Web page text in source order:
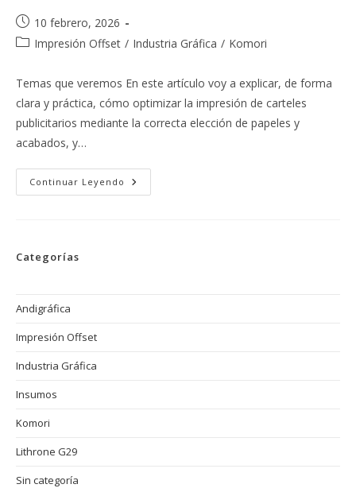
Publicación
de
10 febrero, 2026
Categoría
la
Impresión Offset / Industria Gráfica / Komori
Temas que veremos En este artículo voy a explicar, de forma
clara y práctica, cómo optimizar la impresión de carteles
publicitarios mediante la correcta elección de papeles y
acabados, y…
Continuar Leyendo Tipos
De
Categorías
Andigráfica
Impresión Offset
Industria Gráfica
Insumos
Komori
Lithrone G29
Sin categoría